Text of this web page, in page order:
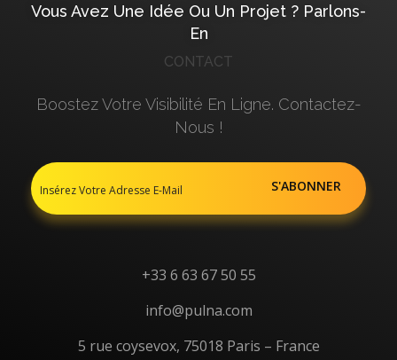
Vous Avez Une Idée Ou Un Projet ? Parlons-
En
CONTACT
Boostez Votre Visibilité En Ligne. Contactez-
Nous !
+33 6 63 67 50 55
info@pulna.com
5 rue coysevox, 75018 Paris – France